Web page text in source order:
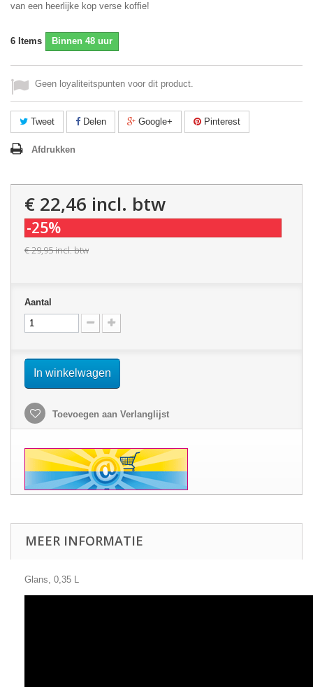
van een heerlijke kop verse koffie!
6 Items Binnen 48 uur
Geen loyaliteitspunten voor dit product.
Tweet Delen Google+ Pinterest
Afdrukken
€ 22,46 incl. btw
-25%
€ 29,95incl. btw
Aantal
In winkelwagen
Toevoegen aan Verlanglijst
MEER INFORMATIE
Glans, 0,35 L